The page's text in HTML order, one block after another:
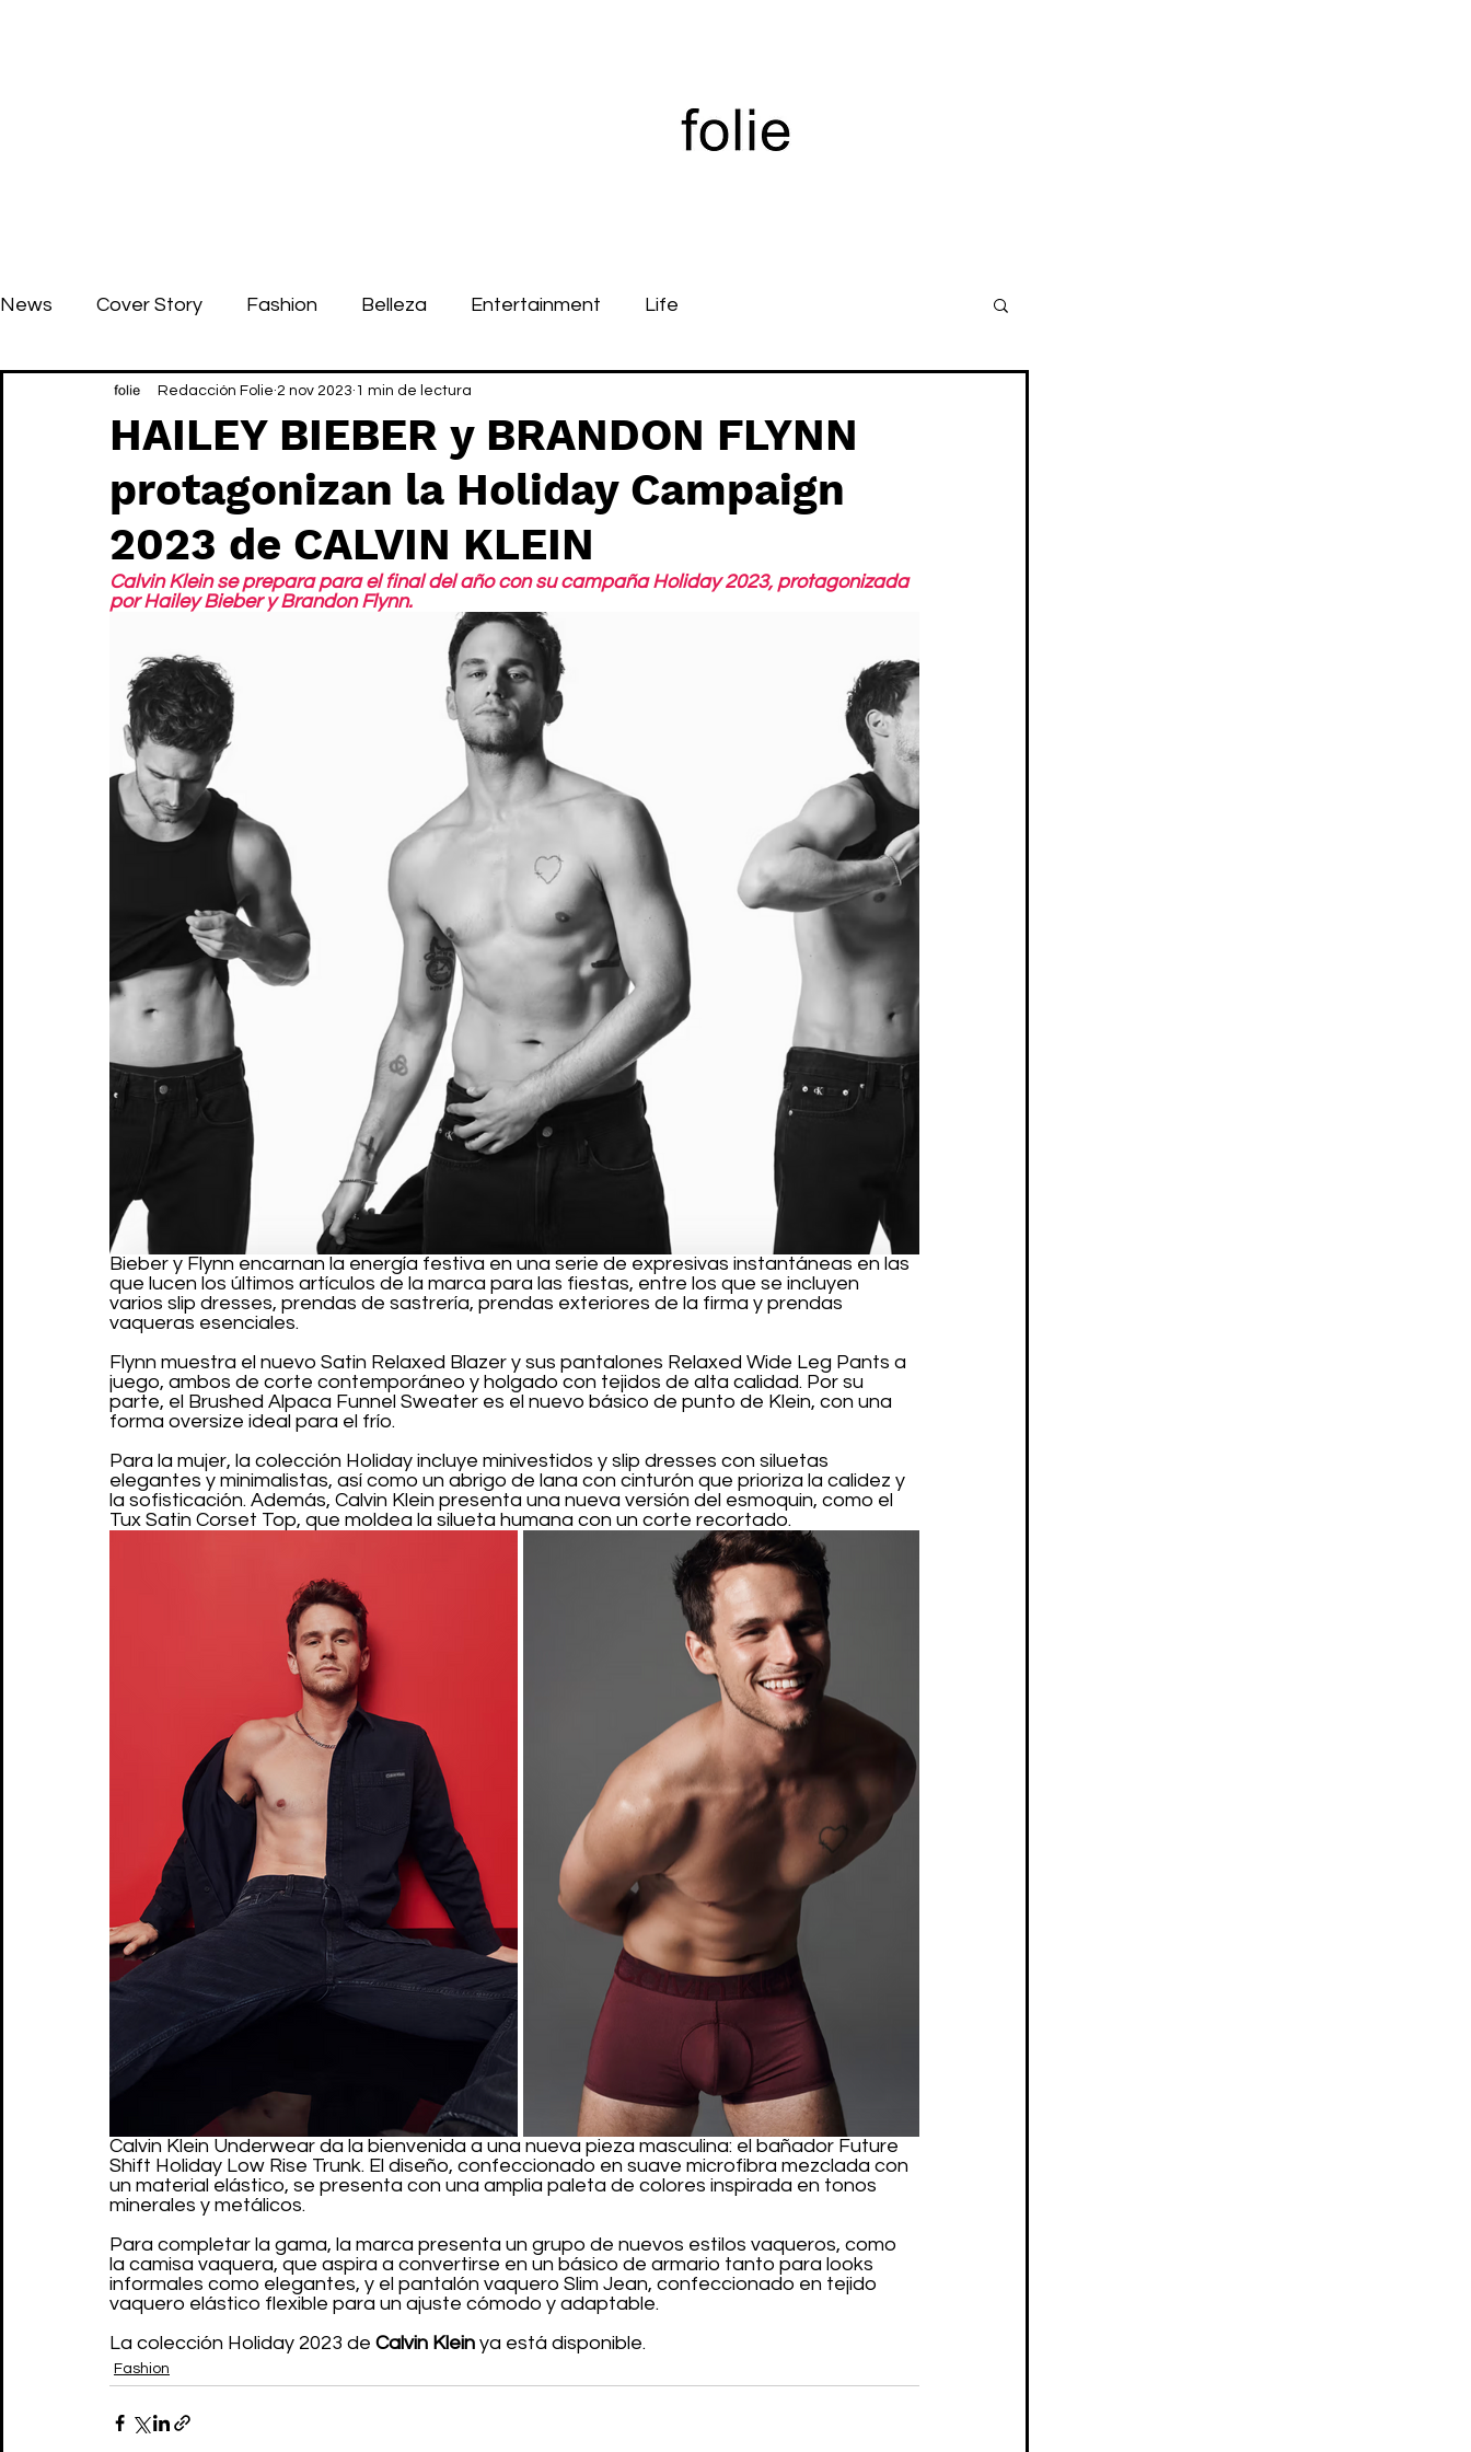
News Cover Story Fashion Belleza Entertainment Life
HAILEY BIEBER y BRANDON FLYNN
protagonizan la Holiday Campaign
2023 de CALVIN KLEIN
Redacción Folie 2 nov 2023 1 min de lectura
Calvin Klein se prepara para el final del año con su campaña Holiday 2023, protagonizada
por Hailey Bieber y Brandon Flynn.
Bieber y Flynn encarnan la energía festiva en una serie de expresivas instantáneas en las
que lucen los últimos artículos de la marca para las fiestas, entre los que se incluyen
varios slip dresses, prendas de sastrería, prendas exteriores de la firma y prendas
vaqueras esenciales.
Flynn muestra el nuevo Satin Relaxed Blazer y sus pantalones Relaxed Wide Leg Pants a
juego, ambos de corte contemporáneo y holgado con tejidos de alta calidad. Por su
parte, el Brushed Alpaca Funnel Sweater es el nuevo básico de punto de Klein, con una
forma oversize ideal para el frío.
Para la mujer, la colección Holiday incluye minivestidos y slip dresses con siluetas
elegantes y minimalistas, así como un abrigo de lana con cinturón que prioriza la calidez y
la sofisticación. Además, Calvin Klein presenta una nueva versión del esmoquin, como el
Tux Satin Corset Top, que moldea la silueta humana con un corte recortado.
Calvin Klein Underwear da la bienvenida a una nueva pieza masculina: el bañador Future
Shift Holiday Low Rise Trunk. El diseño, confeccionado en suave microfibra mezclada con
un material elástico, se presenta con una amplia paleta de colores inspirada en tonos
minerales y metálicos.
Para completar la gama, la marca presenta un grupo de nuevos estilos vaqueros, como
la camisa vaquera, que aspira a convertirse en un básico de armario tanto para looks
informales como elegantes, y el pantalón vaquero Slim Jean, confeccionado en tejido
vaquero elástico flexible para un ajuste cómodo y adaptable.
La colección Holiday 2023 de Calvin Klein ya está disponible.
Fashion